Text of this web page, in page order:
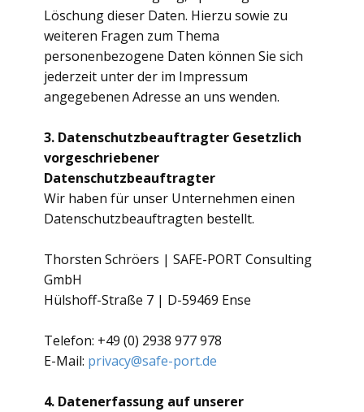
Löschung dieser Daten. Hierzu sowie zu
weiteren Fragen zum Thema
personenbezogene Daten können Sie sich
jederzeit unter der im Impressum
angegebenen Adresse an uns wenden.
3. Datenschutzbeauftragter Gesetzlich
vorgeschriebener
Datenschutzbeauftragter
Wir haben für unser Unternehmen einen
Datenschutzbeauftragten bestellt.
Thorsten Schröers | SAFE-PORT Consulting
GmbH
Hülshoff-Straße 7 | D-59469 Ense
Telefon: +49 (0) 2938 977 978
E-Mail: privacy@safe-port.de
4. Datenerfassung auf unserer